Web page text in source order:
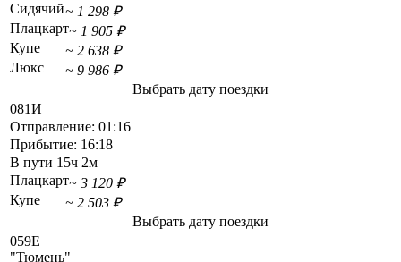
Сидячий~ 1 298 ₽
Плацкарт~ 1 905 ₽
Купе
~ 2 638 ₽
Люкс
~ 9 986 ₽
Выбрать дату поездки
081И
Отправление: 01:16
Прибытие: 16:18
В пути 15ч 2м
Плацкарт~ 3 120 ₽
Купе
~ 2 503 ₽
Выбрать дату поездки
059Е
"Тюмень"